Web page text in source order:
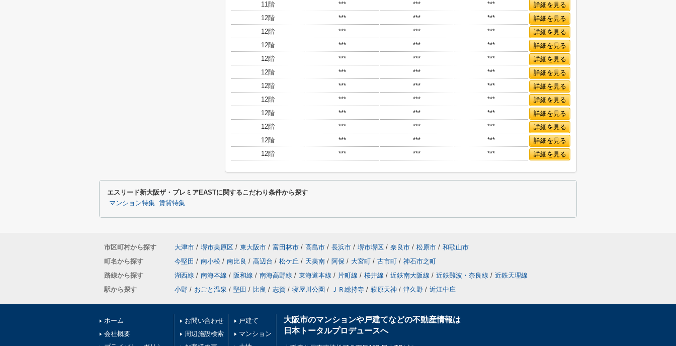
11階
*** *** ***
詳細を見る
12階
*** *** ***
詳細を見る
12階
*** *** ***
詳細を見る
12階
*** *** ***
詳細を見る
12階
*** *** ***
詳細を見る
12階
*** *** ***
詳細を見る
12階
*** *** ***
詳細を見る
12階
*** *** ***
詳細を見る
12階
*** *** ***
詳細を見る
12階
*** *** ***
詳細を見る
12階
*** *** ***
詳細を見る
12階
*** *** *** 詳細を見る
エスリード新大阪ザ・プレミアEASTに関するこだわり条件から探す
マンション特集 賃貸特集
市区町村から探す 大津市 / 堺市美原区 / 東大阪市 / 富田林市 / 高島市 / 長浜市 / 堺市堺区 / 奈良市 / 松原市 / 和歌山市
町名から探す
今堅田 / 南小松 / 南比良 / 高辺台 / 松ケ丘 / 天美南 / 阿保 / 大宮町 / 古市町 / 神石市之町
路線から探す
湖西線 / 南海本線 / 阪和線 / 南海高野線 / 東海道本線 / 片町線 / 桜井線 / 近鉄南大阪線 / 近鉄難波・奈良線 / 近鉄天理線
駅から探す
小野 / おごと温泉 / 堅田 / 比良 / 志賀 / 寝屋川公園 / ＪＲ総持寺 / 萩原天神 / 津久野 / 近江中庄
ホーム
会社概要
お問い合わせ
周辺施設検索
戸建て
マンション
大阪市のマンションや戸建てなどの不動産情報は
日本トータルプロデュースへ